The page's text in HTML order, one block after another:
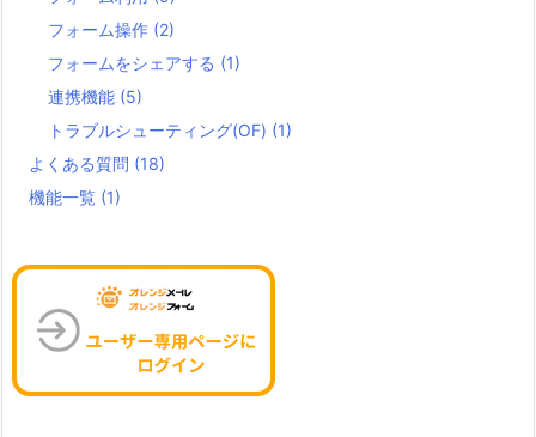
フォーム操作 (2)
フォームをシェアする (1)
連携機能 (5)
トラブルシューティング(OF) (1)
よくある質問 (18)
機能一覧 (1)